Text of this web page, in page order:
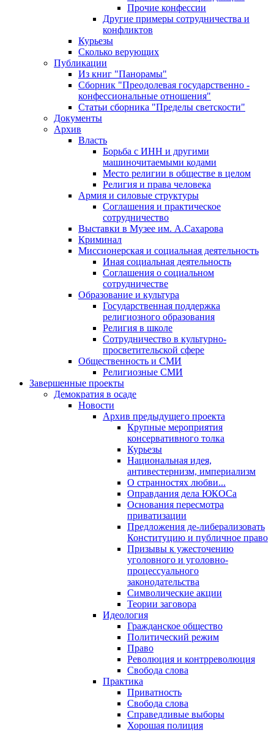
Прочие конфессии
Другие примеры сотрудничества и
конфликтов
Курьезы
Сколько верующих
Публикации
Из книг "Панорамы"
Сборник "Преодолевая государственно -
конфессиональные отношения"
Статьи сборника "Пределы светскости"
Документы
Архив
Власть
Борьба с ИНН и другими
машиночитаемыми кодами
Место религии в обществе в целом
Религия и права человека
Армия и силовые структуры
Соглашения и практическое
сотрудничество
Выставки в Музее им. А.Сахарова
Криминал
Миссионерская и социальная деятельность
Иная социальная деятельность
Соглашения о социальном
сотрудничестве
Образование и культура
Государственная поддержка
религиозного образования
Религия в школе
Сотрудничество в культурно-
просветительской сфере
Общественность и СМИ
Религиозные СМИ
Завершенные проекты
Демократия в осаде
Новости
Архив предыдущего проекта
Крупные мероприятия
консервативного толка
Курьезы
Национальная идея,
антивестернизм, империализм
О странностях любви...
Оправдания дела ЮКОСа
Основания пересмотра
приватизации
Предложения де-либерализовать
Конституцию и публичное право
Призывы к ужесточению
уголовного и уголовно-
процессуального
законодательства
Символические акции
Теории заговора
Идеология
Гражданское общество
Политический режим
Право
Революция и контрреволюция
Свобода слова
Практика
Приватность
Свобода слова
Справедливые выборы
Хорошая полиция